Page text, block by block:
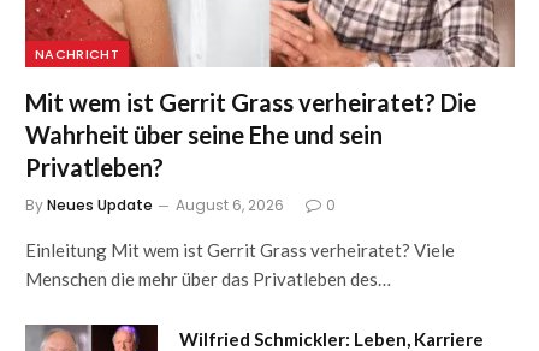
NACHRICHT
Mit wem ist Gerrit Grass verheiratet? Die
Wahrheit über seine Ehe und sein
Privatleben?
ByNeues Update August 6, 2026 0
Einleitung Mit wem ist Gerrit Grass verheiratet? Viele
Menschen die mehr über das Privatleben des…
Wilfried Schmickler: Leben, Karriere